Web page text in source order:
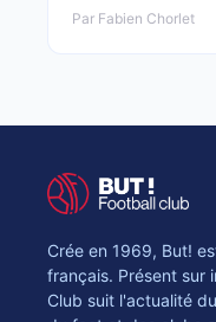
Par Fabien Chorlet
Crée en 1969, But!
français. Présent sur
Club suit l'actualité